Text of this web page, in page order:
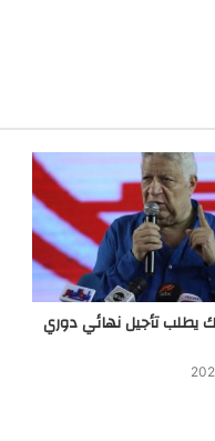
يطلب تأجيل نهائي دوري